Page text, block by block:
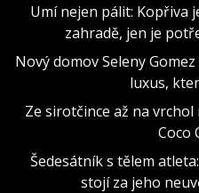
Umí nejen pálit: Kopřiva
zahradě, jen je
Nový domov Seleny
luxus,
Ze sirotčince až na
Coco
Šedesátník s tělem
stojí za jeho